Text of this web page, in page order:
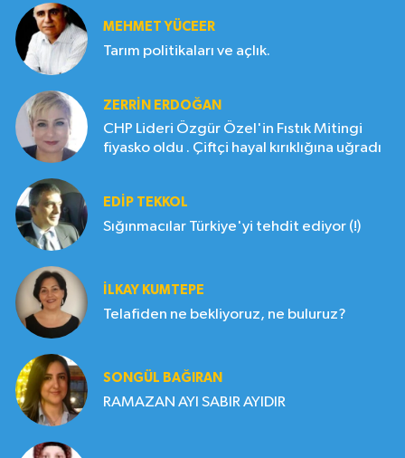
MEHMET YÜCEER
Tarım politikaları ve açlık.
ZERRIN ERDOĞAN
CHP Lideri Özgür Özel'in Fıstık Mitingi
fiyasko oldu . Çiftçi hayal kırıklığına uğradı
EDIP TEKKOL
Sığınmacılar Türkiye'yi tehdit ediyor (!)
İLKAY KUMTEPE
Telafiden ne bekliyoruz, ne buluruz?
SONGÜL BAĞIRAN
RAMAZAN AYI SABIR AYIDIR